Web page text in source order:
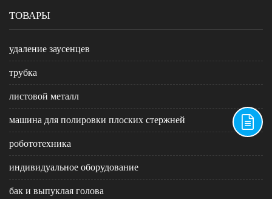
ТОВАРЫ
удаление заусенцев
трубка
листовой металл
машина для полировки плоских стержней
робототехника
индивидуальное оборудование
бак и выпуклая голова